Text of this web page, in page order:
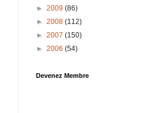
► 2009 (86)
► 2008 (112)
► 2007 (150)
► 2006 (54)
Devenez Membre